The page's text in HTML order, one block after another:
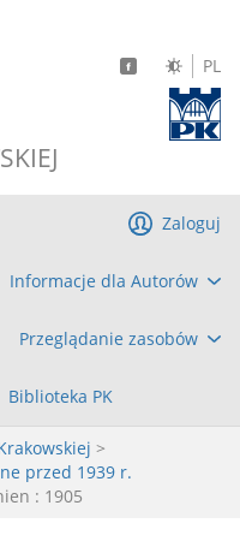
PL
Informacje dla Autorów
Przeglądanie zasobów
Biblioteka PK
Zaloguj
>
przed 1939 r.
: 1905